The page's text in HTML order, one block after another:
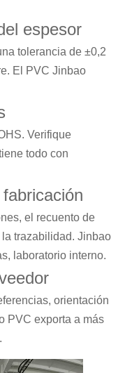
espesor
tolerancia de ±0,2
El PVC Jinbao
Verifique
todo con
el recuento de
trazabilidad. Jinbao
laboratorio interno.
orientación
PVC exporta a más